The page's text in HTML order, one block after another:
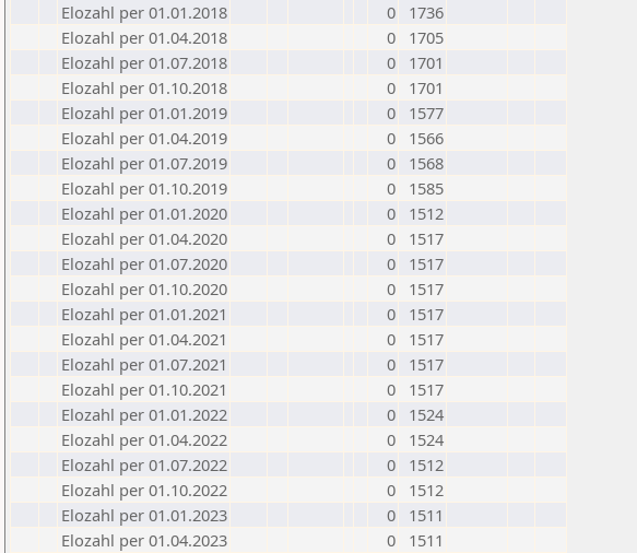
Elozahl per 01.01.2018
0
1736
Elozahl per 01.04.2018
0
1705
Elozahl per 01.07.2018
0
1701
Elozahl per 01.10.2018
0
1701
Elozahl per 01.01.2019
0
1577
Elozahl per 01.04.2019
0
1566
Elozahl per 01.07.2019
0
1568
Elozahl per 01.10.2019
0
1585
Elozahl per 01.01.2020
0
1512
Elozahl per 01.04.2020
0
1517
Elozahl per 01.07.2020
0
1517
Elozahl per 01.10.2020
0
1517
Elozahl per 01.01.2021
0
1517
Elozahl per 01.04.2021
0
1517
Elozahl per 01.07.2021
0
1517
Elozahl per 01.10.2021
0
1517
Elozahl per 01.01.2022
0
1524
Elozahl per 01.04.2022
0
1524
Elozahl per 01.07.2022
0
1512
Elozahl per 01.10.2022
0
1512
Elozahl per 01.01.2023
0
1511
Elozahl per 01.04.2023
0
1511